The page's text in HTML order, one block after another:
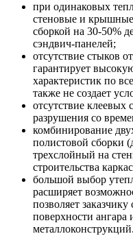
при одинаковых
стеновые и
сборкой на 30-50%
сэндвич-панелей;
отсутствие стыков
гарантирует
характеристик по
также не создает
отсутствие клеевых
разрушения со
комбинирование
полистовой сборки
трехслойный на
строительства
большой выбор
расширяет
позволяет
поверхности ангара
металлоконструкций.